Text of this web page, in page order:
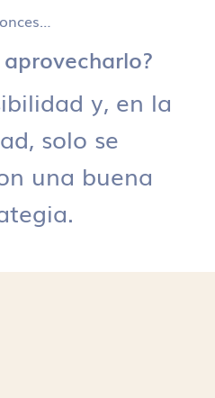
y, en la
solo se
una buena